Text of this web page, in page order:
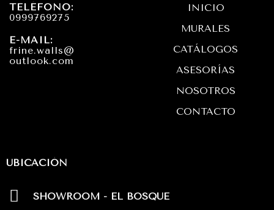
a
p
p
TELÉFONO:
0999769275
E-MAIL:
frine.walls@
outlook.com
INICIO
MURALES
CATÁLOGOS
ASESORÍAS
NOSOTROS
CONTACTO
UBICACIÓN
SHOWROOM - EL BOSQUE